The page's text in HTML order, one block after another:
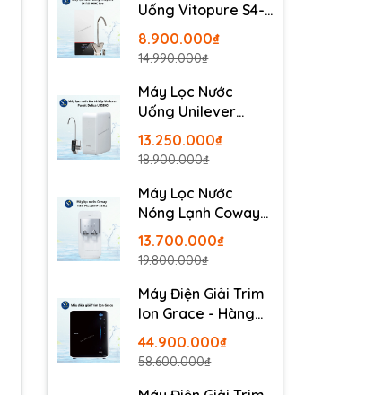
Uống Vitopure S4-
RO-400G Pro -
Thương Hiệu Đức
8.900.000₫
14.990.000₫
Máy Lọc Nước
Uống Unilever
Pureit Delica
UR5840
13.250.000₫
18.900.000₫
Máy Lọc Nước
Nóng Lạnh Coway
Neo Plus CHP-264L
13.700.000₫
19.800.000₫
Máy Điện Giải Trim
Ion Grace - Hàng
Nội Địa Nhật
44.900.000₫
58.600.000₫